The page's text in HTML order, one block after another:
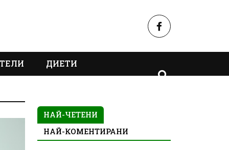
ДИЕТИ
НАЙ-ЧЕТЕНИ
НАЙ-КОМЕНТИРАНИ